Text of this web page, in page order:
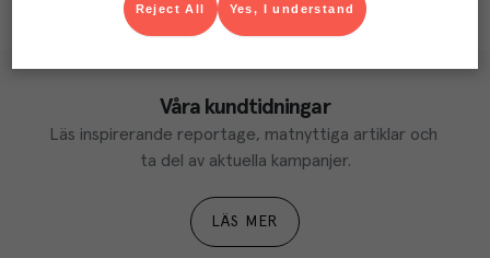
Våra kundtidningar
Läs inspirerande reportage, matnyttiga artiklar och
ta del av aktuella kampanjer.
LÄS MER
Yes, I understand
Reject All